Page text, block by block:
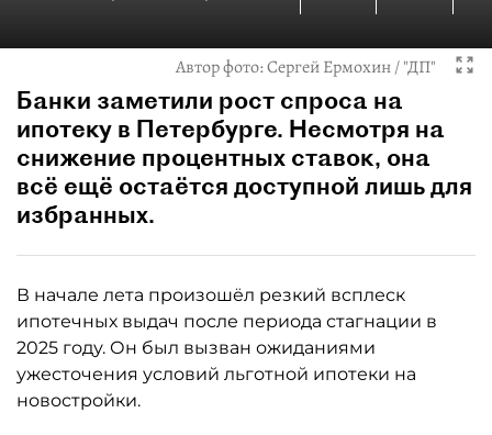
Автор фото:Сергей Ермохин / "ДП"
Банки заметили рост спроса на
ипотеку в Петербурге. Несмотря на
снижение процентных ставок, она
всё ещё остаётся доступной лишь для
избранных.
В начале лета произошёл резкий всплеск
ипотечных выдач после периода стагнации в
2025 году. Он был вызван ожиданиями
ужесточения условий льготной ипотеки на
новостройки.